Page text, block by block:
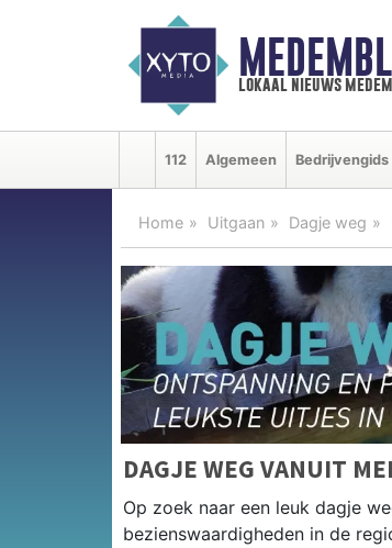
lokaal nieuws
112 Algemeen Bedrijvengids
Home Uitgaan Dagje weg
DAGJE WEG VANUIT
Op zoek naar een leuk dagje
bezienswaardigheden in de